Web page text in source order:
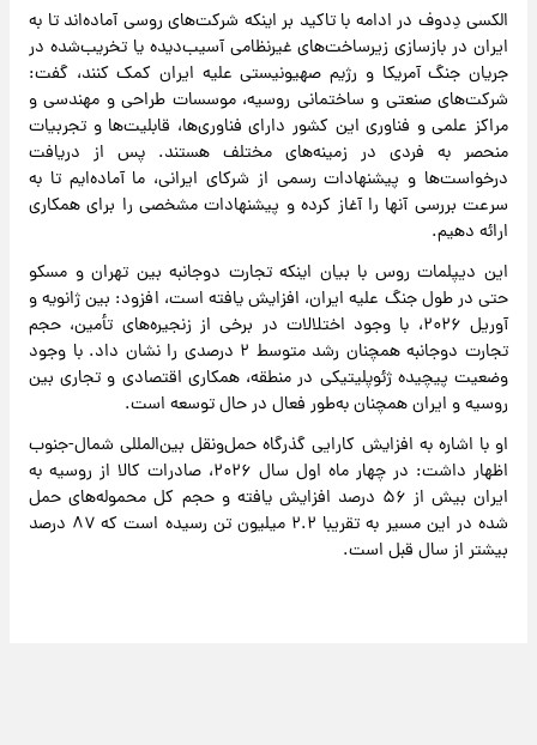
الکسی دِدوف در ادامه با تاکید بر اینکه شرکت‌های روسی آماده‌اند تا به
ایران در بازسازی زیرساخت‌های غیرنظامی آسیب‌دیده یا تخریب‌شده در
جریان جنگ آمریکا و رژیم صهیونیستی علیه ایران کمک کنند، گفت:
شرکت‌های صنعتی و ساختمانی روسیه، موسسات طراحی و مهندسی و
مراکز علمی و فناوری این کشور دارای فناوری‌ها، قابلیت‌ها و تجربیات
منحصر به فردی در زمینه‌های مختلف هستند. پس از دریافت
درخواست‌ها و پیشنهادات رسمی از شرکای ایرانی، ما آماده‌ایم تا به
سرعت بررسی آنها را آغاز کرده و پیشنهادات مشخصی را برای همکاری
ارائه دهیم.
این دیپلمات روس با بیان اینکه تجارت دوجانبه بین تهران و مسکو
حتی در طول جنگ علیه ایران، افزایش یافته است، افزود: بین ژانویه و
آوریل ۲۰۲۶، با وجود اختلالات در برخی از زنجیره‌های تأمین، حجم
تجارت دوجانبه همچنان رشد متوسط ​​۲ درصدی را نشان داد. با وجود
وضعیت پیچیده ژئوپلیتیکی در منطقه، همکاری اقتصادی و تجاری بین
روسیه و ایران همچنان به‌طور فعال در حال توسعه است.
او با اشاره به افزایش کارایی گذرگاه حمل‌ونقل بین‌المللی شمال-جنوب
اظهار داشت: در چهار ماه اول سال ۲۰۲۶، صادرات کالا از روسیه به
ایران بیش از ۵۶ درصد افزایش یافته و حجم کل محموله‌های حمل
شده در این مسیر به تقریبا ۲.۲ میلیون تن رسیده است که ۸۷ درصد
بیشتر از سال قبل است.